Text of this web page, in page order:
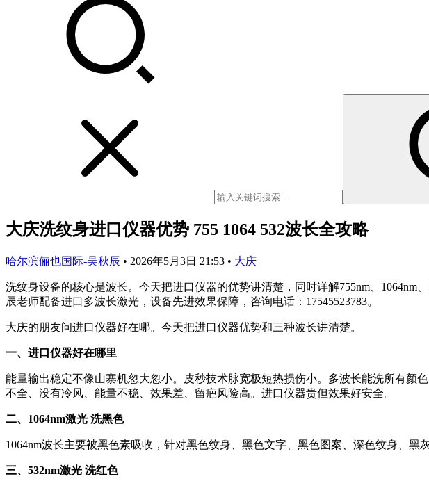
大庆洗纹身进口仪器优势 755 1064 532波长全攻略
哈尔滨俪也国际-吴秋辰 • 2026年5月3日 21:53 • 大庆
洗纹身设备的核心是波长。今天把进口仪器的优势讲清楚，同时详解755nm、
辰老师配备进口多波长激光，设备先进效果保障，咨询电话：17545523783。
大庆的朋友问进口仪器好在哪。今天把进口仪器优势和三种波长讲清楚。
一、进口仪器好在哪里
能量输出稳定不像山寨机忽大忽小。皮秒技术脉宽极短热损伤小。多波长能洗所有颜
不全、没有冷风、能量不稳、效果差、留疤风险高。进口仪器贵但效果好安全。
二、1064nm激光 洗黑色
1064nm波长主要被黑色素吸收，针对黑色纹身、黑色文字、黑色图案、深色纹身、
三、532nm激光 洗红色